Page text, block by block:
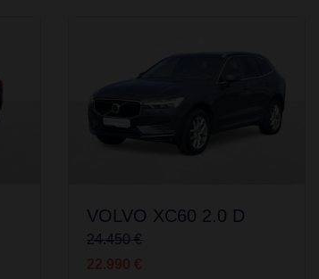
VOLVO XC60 2.0 D
24.450 €
22.990 €